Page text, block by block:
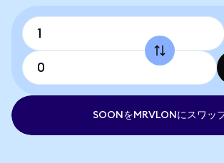
SOONをMRVLONにスワッ